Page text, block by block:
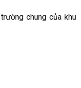
chung của khu